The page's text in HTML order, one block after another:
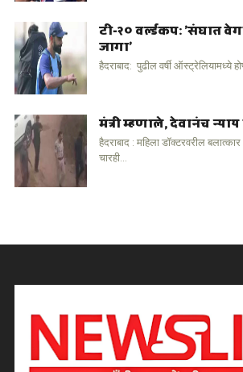
टी-२० वर्ल्डकप: 'संघात
जागा'
हैदराबाद: पुढील वर्षी ऑस्ट्रेलियामध्ये
मंत्री म्हणाले, देवानंच
हैदराबाद : महिला डॉक्टरवरील
चारही...